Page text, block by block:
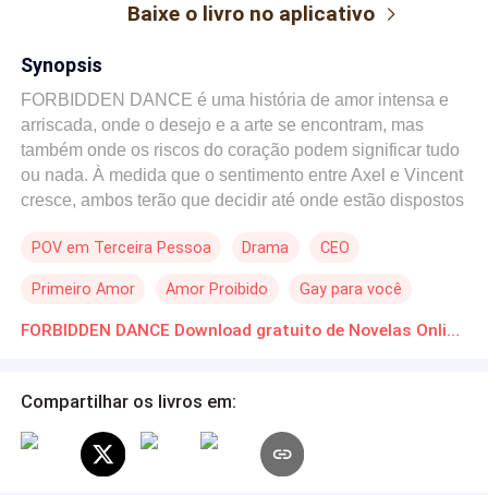
Baixe o livro no aplicativo
Synopsis
FORBIDDEN DANCE é uma história de amor intensa e
arriscada, onde o desejo e a arte se encontram, mas
também onde os riscos do coração podem significar tudo
ou nada. À medida que o sentimento entre Axel e Vincent
cresce, ambos terão que decidir até onde estão dispostos
revela, de maneira arrebatadora, a única coisa que eles
POV em Terceira Pessoa Drama CEO
Primeiro Amor Amor Proibido Gay para você
FORBIDDEN DANCE Download gratuito de Novelas Online em PDF
Compartilhar os livros em: